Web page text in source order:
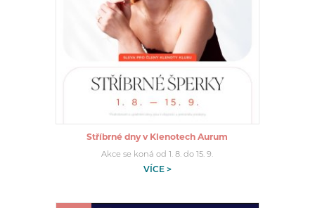
Stříbrné dny v Klenotech Aurum
Akce se koná od 1. 8. do 15. 9.
VÍCE >